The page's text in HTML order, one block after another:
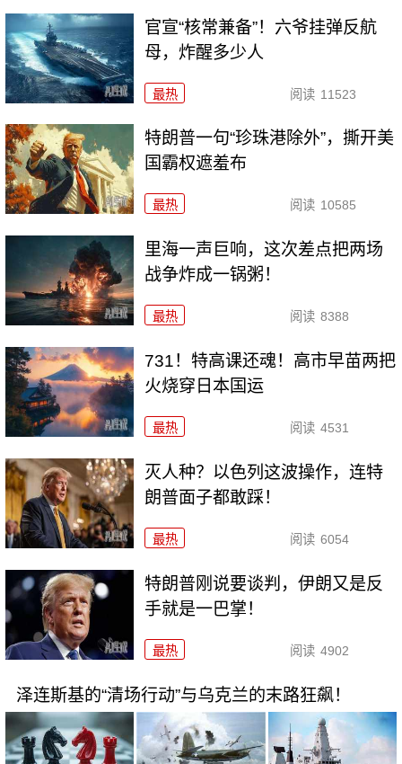
官宣“核常兼备”！六爷挂弹反航
母，炸醒多少人
最热 阅读 11523
特朗普一句“珍珠港除外”，撕开美
国霸权遮羞布
最热 阅读 10585
里海一声巨响，这次差点把两场
战争炸成一锅粥！
最热 阅读 8388
731！特高课还魂！高市早苗两把
火烧穿日本国运
最热 阅读 4531
灭人种？以色列这波操作，连特
朗普面子都敢踩！
最热 阅读 6054
特朗普刚说要谈判，伊朗又是反
手就是一巴掌！
最热 阅读 4902
泽连斯基的“清场行动”与乌克兰的末路狂飙！